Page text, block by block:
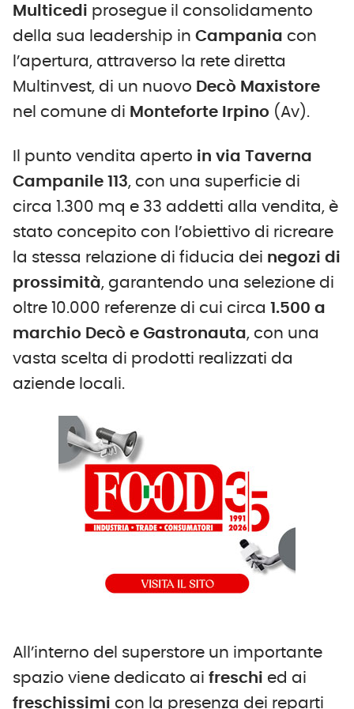
Multicedi prosegue il consolidamento
della sua leadership in Campania con
l’apertura, attraverso la rete diretta
Multinvest, di un nuovo Decò Maxistore
nel comune di Monteforte Irpino (Av).
Il punto vendita aperto in via Taverna
Campanile 113, con una superficie di
circa 1.300 mq e 33 addetti alla vendita, è
stato concepito con l’obiettivo di ricreare
la stessa relazione di fiducia dei negozi di
prossimità, garantendo una selezione di
oltre 10.000 referenze di cui circa 1.500 a
marchio Decò e Gastronauta, con una
vasta scelta di prodotti realizzati da
aziende locali.
All’interno del superstore un importante
spazio viene dedicato ai freschi ed ai
freschissimi con la presenza dei reparti